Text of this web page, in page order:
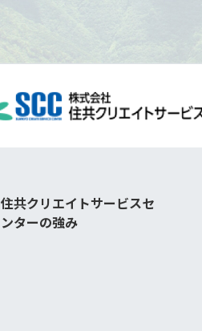
住共クリエイトサービスセ
ンターの強み